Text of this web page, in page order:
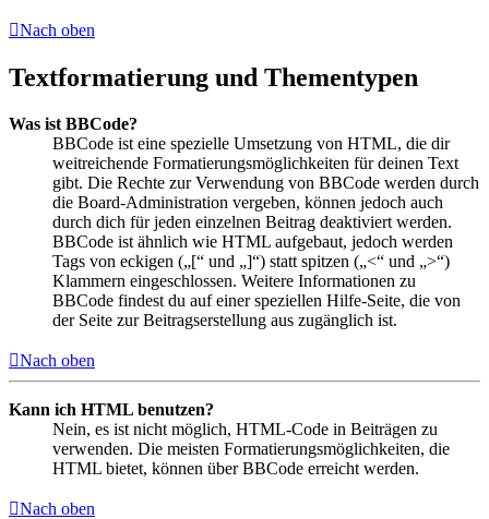
Nach oben
Textformatierung und Thementypen
Was ist BBCode?
BBCode ist eine spezielle Umsetzung von HTML, die dir
weitreichende Formatierungsmöglichkeiten für deinen Text
gibt. Die Rechte zur Verwendung von BBCode werden durch
die Board-Administration vergeben, können jedoch auch
durch dich für jeden einzelnen Beitrag deaktiviert werden.
BBCode ist ähnlich wie HTML aufgebaut, jedoch werden
Tags von eckigen („[“ und „]“) statt spitzen („<“ und „>“)
Klammern eingeschlossen. Weitere Informationen zu
BBCode findest du auf einer speziellen Hilfe-Seite, die von
der Seite zur Beitragserstellung aus zugänglich ist.
Nach oben
Kann ich HTML benutzen?
Nein, es ist nicht möglich, HTML-Code in Beiträgen zu
verwenden. Die meisten Formatierungsmöglichkeiten, die
HTML bietet, können über BBCode erreicht werden.
Nach oben